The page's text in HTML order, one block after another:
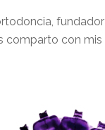
fundador
comparto con mis